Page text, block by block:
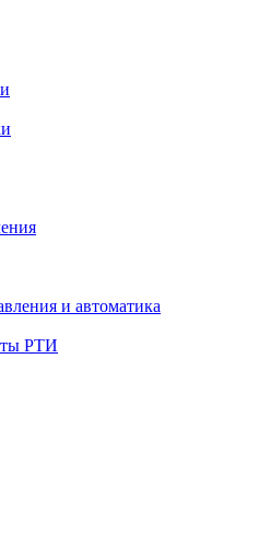
и автоматика
РТИ